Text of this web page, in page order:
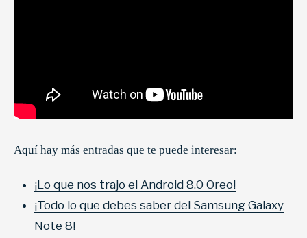
Aquí hay más entradas que te puede interesar:
¡Lo que nos trajo el Android 8.0 Oreo!
¡Todo lo que debes saber del Samsung Galaxy
Note 8!